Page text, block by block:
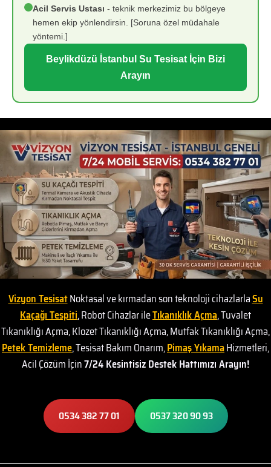
Acil Servis Ustası - teknik merkezimiz bu bölgeye
hemen ekip yönlendirsin. [Soruna özel müdahale
yöntemi.]
Beylikdüzü İstanbul Su Tesisat İçin Bizi
Arayın
Vizyon TesisatNoktasal ve kırmadan son teknoloji cihazlarlaSu
Kaçağı Tespiti, Robot Cihazlar ileTıkanıklık Açma, Tuvalet
Tıkanıklığı Açma, Klozet Tıkanıklığı Açma, Mutfak Tıkanıklığı Açma,
Petek Temizleme, Tesisat Bakım Onarım,Pimaş YıkamaHizmetleri,
Acil Çözüm İçin7/24 Kesintisiz Destek Hattımızı Arayın!
0534 382 77 01 0537 320 90 93